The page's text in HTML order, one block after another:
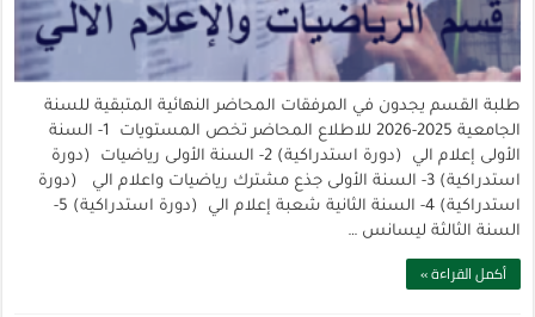
طلبة القسم يجدون في المرفقات المحاضر النهائية المتبقية للسنة
الجامعية 2025-2026 للاطلاع المحاضر تخص المستويات 1- السنة
الأولى إعلام الي (دورة استدراكية) 2- السنة الأولى رياضيات (دورة
استدراكية) 3- السنة الأولى جذع مشترك رياضيات واعلام الي (دورة
استدراكية) 4- السنة الثانية شعبة إعلام الي (دورة استدراكية) 5-
السنة الثالثة ليسانس …
أكمل القراءة »